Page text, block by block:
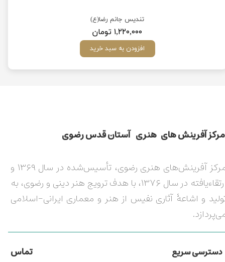
تندیس جانم رضا(ع)
۱,۲۲۰,۰۰۰ تومان
افزودن به سبد خرید
مركز آفرينش های هنری آستان قدس رضوی​​​​​​​​​​​​​​
مرکز آفرینش‌های هنری رضوی، تأسیس‌شده در سال ۱۳۶۹ و
ارتقاءیافته در سال ۱۳۷۶، با هدف ترویج هنر دینی و رضوی، به
و اشاعۀ آثاری نفیس از هنر و معماری ایرانی-اسلامی
دسترسی سریع تماس